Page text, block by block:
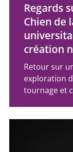
Regards
Chien de
création
Retour sur
exploration
tournage et